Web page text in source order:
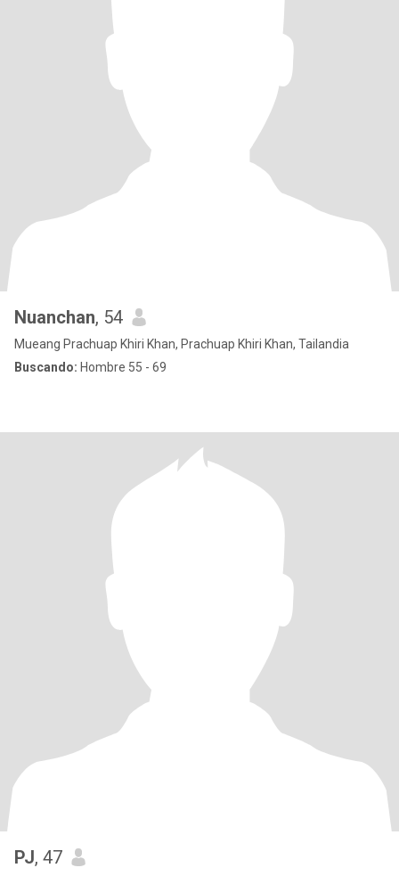
Nuanchan, 54
Mueang Prachuap Khiri Khan, Prachuap Khiri Khan, Tailandia
Buscando: Hombre 55 - 69
PJ, 47